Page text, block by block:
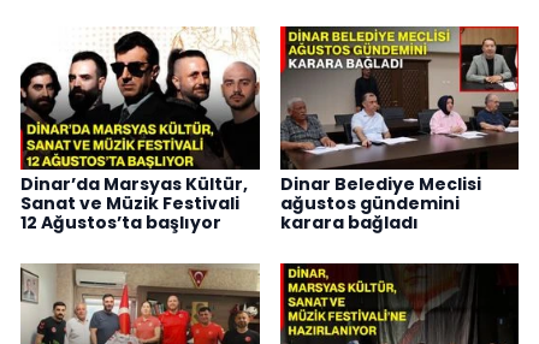
Dinar’da Marsyas Kültür,
Sanat ve Müzik Festivali
12 Ağustos’ta başlıyor
Dinar Belediye Meclisi
ağustos gündemini
karara bağladı